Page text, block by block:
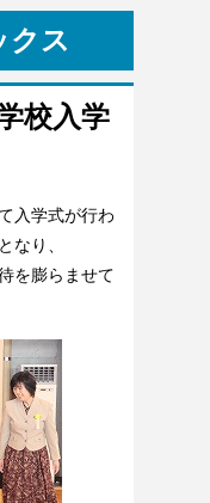
クス
校入学
入学式が行わ
なり、
を膨らませて